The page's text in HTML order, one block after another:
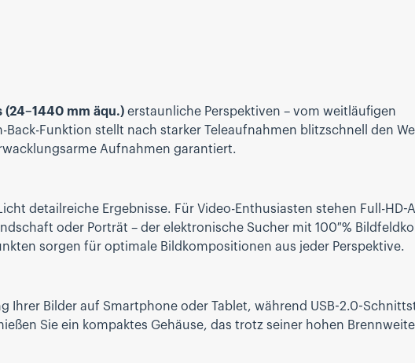
mm äqu.) erstaunliche Perspektiven – vom weitläufigen
Funktion stellt nach starker Teleaufnahmen blitzschnell den
Aufnahmen garantiert.
detailreiche Ergebnisse. Für Video-Enthusiasten stehen Full-HD-
oder Porträt – der elektronische Sucher mit 100 %
sorgen für optimale Bildkompositionen aus jeder Perspektive.
Ihrer Bilder auf Smartphone oder Tablet, während USB-2.0-
Sie ein kompaktes Gehäuse, das trotz seiner hohen